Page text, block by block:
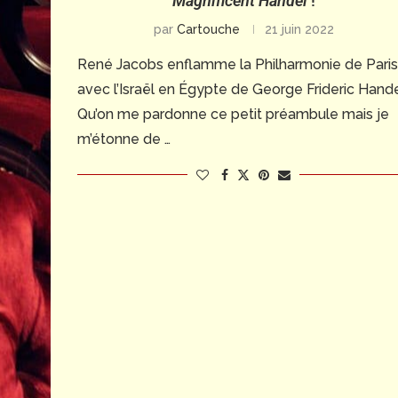
par Cartouche 21 juin 2022
René Jacobs enflamme la Philharmonie de Paris
avec l’Israël en Égypte de George Frideric
Qu’on me pardonne ce petit préambule mais je
m’étonne de …